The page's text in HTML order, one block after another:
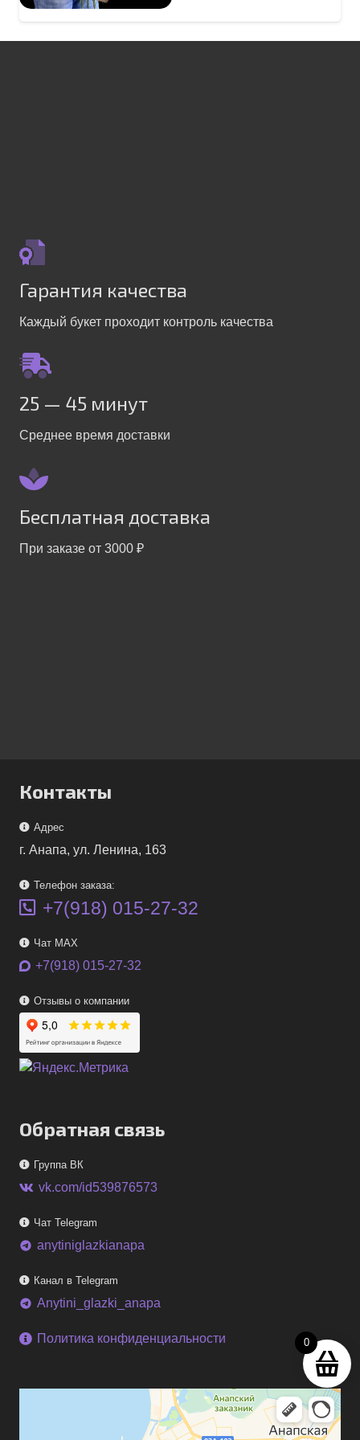
0
Гарантия качества
Каждый букет проходит контроль качества
25 — 45 минут
Среднее время доставки
Бесплатная доставка
При заказе от 3000 ₽
Контакты
Адрес
г. Анапа, ул. Ленина, 163
Телефон заказа:
+7(918) 015-27-32
Чат MAX
+7(918) 015-27-32
Отзывы о компании
Обратная связь
Группа ВК
vk.com/id539876573
Чат Telegram
telegram anytiniglazkianapa
Канал в Telegram
telegram Anytini_glazki_anapa
Политика конфиденциальности